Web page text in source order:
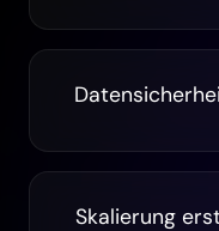
Skalierung